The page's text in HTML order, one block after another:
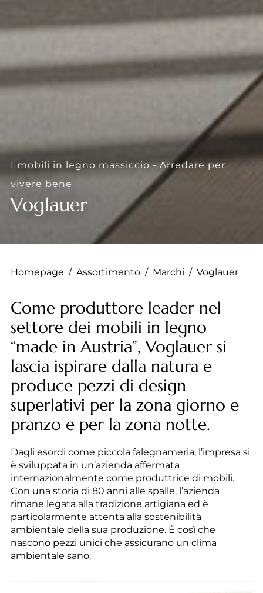
--
--
--
I mobili in legno massiccio - Arredare per
vivere bene
Voglauer
Homepage / Assortimento / Marchi / Voglauer
Come produttore leader nel
settore dei mobili in legno
“made in Austria”, Voglauer si
lascia ispirare dalla natura e
produce pezzi di design
superlativi per la zona giorno e
pranzo e per la zona notte.
Dagli esordi come piccola falegnameria, l’impresa si
è sviluppata in un’azienda affermata
internazionalmente come produttrice di mobili.
Con una storia di 80 anni alle spalle, l’azienda
rimane legata alla tradizione artigiana ed è
particolarmente attenta alla sostenibilità
ambientale della sua produzione. È così che
nascono pezzi unici che assicurano un clima
ambientale sano.